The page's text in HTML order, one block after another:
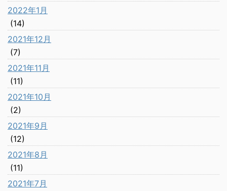
2022年1月
(14)
2021年12月
(7)
2021年11月
(11)
2021年10月
(2)
2021年9月
(12)
2021年8月
(11)
2021年7月